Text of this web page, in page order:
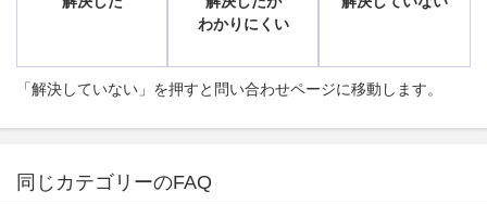
わかりにくい
「解決していない」を押すと問い合わせページに移動します。
同じカテゴリーのFAQ